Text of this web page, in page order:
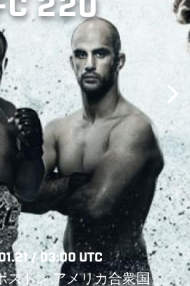
220
/ 03:00 UTC
ストン アメリカ合衆国